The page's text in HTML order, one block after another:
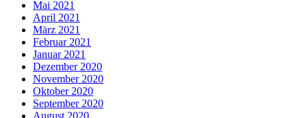
Mai 2021
April 2021
März 2021
Februar 2021
Januar 2021
Dezember 2020
November 2020
Oktober 2020
September 2020
August 2020